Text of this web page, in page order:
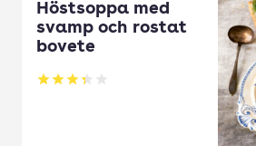
Höstsoppa med
svamp och rostat
bovete
Betyg: 3.33 av 5